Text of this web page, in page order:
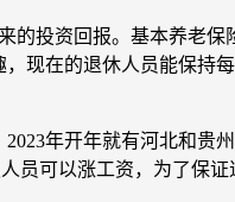
的投资回报。基本养老保
现在的退休人员能保持
年开年就有河北和贵
员可以涨工资，为了保